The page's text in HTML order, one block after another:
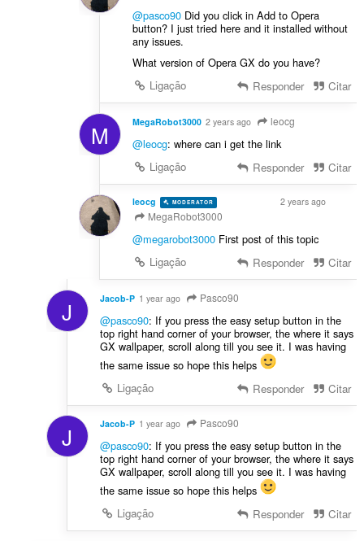
@pasco90Did you click in Add to Opera
button? I just tried here and it installed without
any issues.
What version of Opera GX do you have?
Ligação
Responder Citar
M MegaRobot3000 2 years ago leocg
@leocg: where can i get the link
Ligação
Responder Citar
leocg MODERATOR 2 years ago
MegaRobot3000
@megarobot3000First post of this topic
Ligação
Responder Citar
J Jacob-P 1 year ago Pasco90
@pasco90: If you press the easy setup button in the
top right hand corner of your browser, the where it says
GX wallpaper, scroll along till you see it. I was having
the same issue so hope this helps
Ligação
Responder Citar
J Jacob-P 1 year ago Pasco90
@pasco90: If you press the easy setup button in the
top right hand corner of your browser, the where it says
GX wallpaper, scroll along till you see it. I was having
the same issue so hope this helps
Ligação
Responder Citar